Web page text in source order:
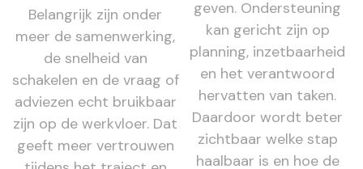
Belangrijk zijn onder
meer de samenwerking,
de snelheid van
schakelen en de vraag of
adviezen echt bruikbaar
zijn op de werkvloer. Dat
geeft meer vertrouwen
geven. Ondersteuning
kan gericht zijn op
planning, inzetbaarheid
en het verantwoord
hervatten van taken.
Daardoor wordt beter
zichtbaar welke stap
haalbaar is en hoe de